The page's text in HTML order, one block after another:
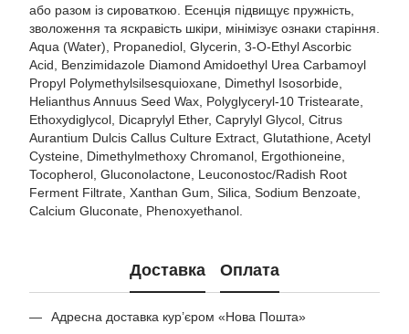
або разом із сироваткою. Есенція підвищує пружність,
зволоження та яскравість шкіри, мінімізує ознаки старіння.
Aqua (Water), Propanediol, Glycerin, 3-O-Ethyl Ascorbic
Acid, Benzimidazole Diamond Amidoethyl Urea Carbamoyl
Propyl Polymethylsilsesquioxane, Dimethyl Isosorbide,
Helianthus Annuus Seed Wax, Polyglyceryl-10 Tristearate,
Ethoxydiglycol, Dicaprylyl Ether, Caprylyl Glycol, Citrus
Aurantium Dulcis Callus Culture Extract, Glutathione, Acetyl
Cysteine, Dimethylmethoxy Chromanol, Ergothioneine,
Tocopherol, Gluconolactone, Leuconostoc/Radish Root
Ferment Filtrate, Xanthan Gum, Silica, Sodium Benzoate,
Calcium Gluconate, Phenoxyethanol.
Доставка Оплата
Адресна доставка кур’єром «Нова Пошта»